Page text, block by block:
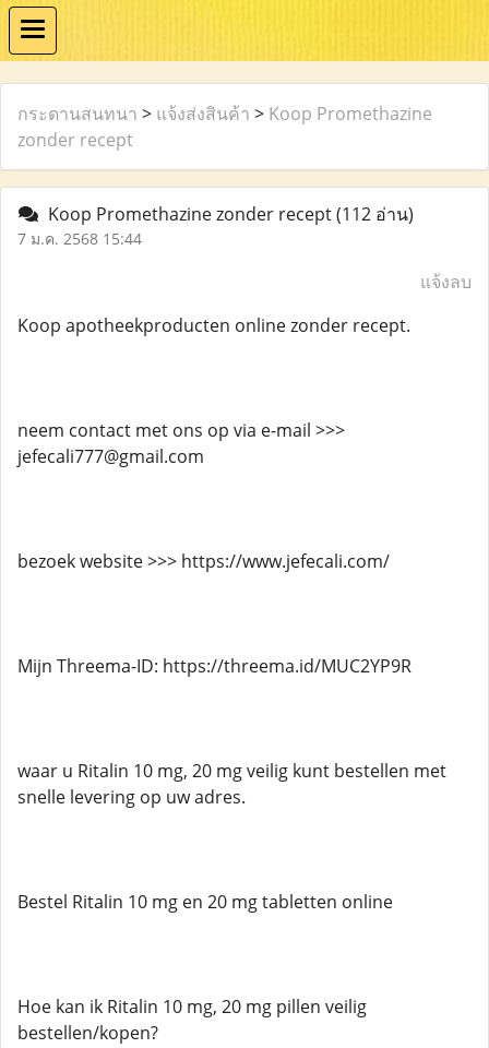
กระดานสนทนา > แจ้งส่งสินค้า > Koop Promethazine
zonder recept
Koop Promethazine zonder recept(112 อ่าน)
7 ม.ค. 2568 15:44
แจ้งลบ
Koop apotheekproducten online zonder recept.
neem contact met ons op via e-mail >>>
jefecali777@gmail.com
bezoek website >>> https://www.jefecali.com/
Mijn Threema-ID: https://threema.id/MUC2YP9R
waar u Ritalin 10 mg, 20 mg veilig kunt bestellen met
snelle levering op uw adres.
Bestel Ritalin 10 mg en 20 mg tabletten online
Hoe kan ik Ritalin 10 mg, 20 mg pillen veilig
bestellen/kopen?